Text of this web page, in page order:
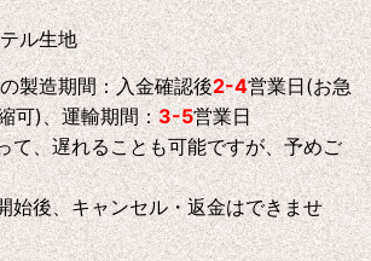
ル生地
製造期間：入金確認後2-4営業日(お急
可)、運輸期間：3-5営業日
、遅れることも可能ですが、予めご
後、キャンセル・返金はできませ